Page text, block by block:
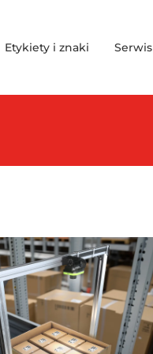
Etykiety i znaki Serwis